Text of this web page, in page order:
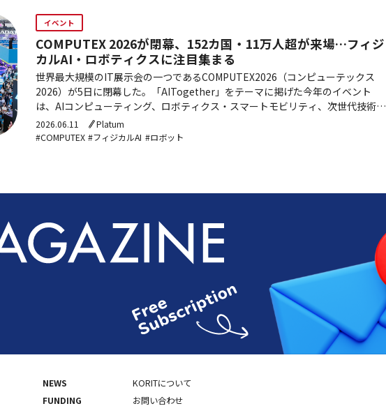
イベント
COMPUTEX 2026が閉幕、152カ国・11万人超が来場…フィジ
カルAI・ロボティクスに注目集まる
世界最大規模のIT展示会の一つであるCOMPUTEX2026（コンピューテックス
2026）が5日に閉幕した。「AITogether」をテーマに掲げた今年のイベント
は、AIコンピューティング、ロボティクス・スマートモビリティ、次世代技術を
柱に、グローバルな大手テック企業とスタートアップ、産業専門家…
2026.06.11
Platum
#COMPUTEX #フィジカルAI #ロボット
NEWS
FUNDING
KORITについて
お問い合わせ